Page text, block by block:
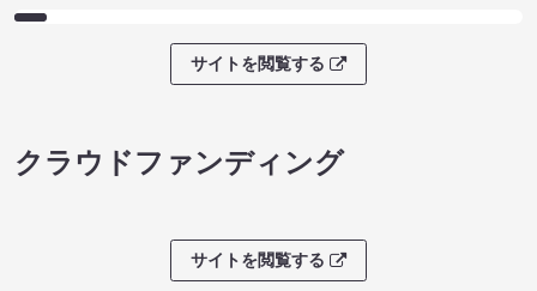
サイトを閲覧する
クラウドファンディング
サイトを閲覧する